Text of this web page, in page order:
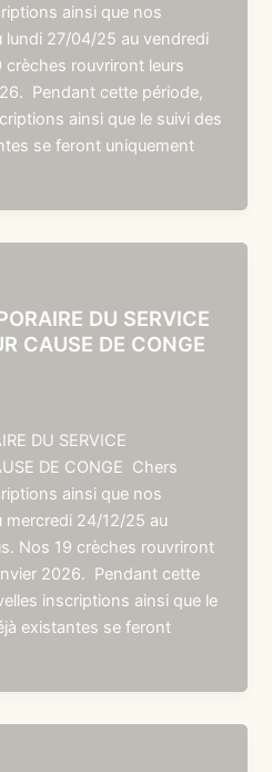
ainsi que nos
27/04/25 au vendredi
rouvriront leurs
Pendant cette période,
ainsi que le suivi des
se feront uniquement
DU SERVICE
CAUSE DE CONGE
DU SERVICE
DE CONGE Chers
ainsi que nos
24/12/25 au
Nos 19 crèches rouvriront
2026. Pendant cette
inscriptions ainsi que le
existantes se feront